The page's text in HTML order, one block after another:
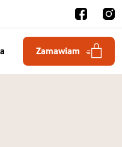
Zamawiam